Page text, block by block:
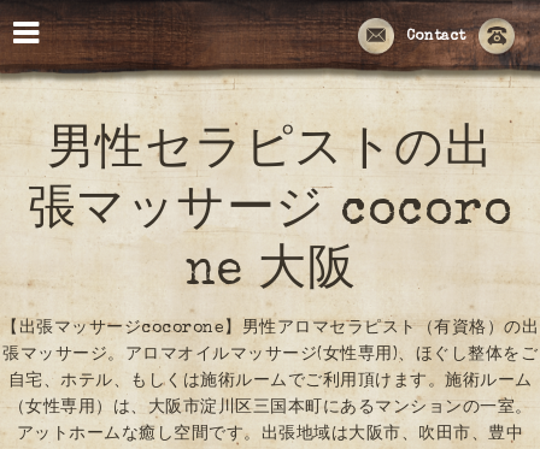
Contact
男性セラピストの出
張マッサージ cocoro
ne 大阪
【出張マッサージcocorone】男性アロマセラピスト（有資格）の出
張マッサージ。アロマオイルマッサージ(女性専用)、ほぐし整体をご
自宅、ホテル、もしくは施術ルームでご利用頂けます。施術ルーム
（女性専用）は、大阪市淀川区三国本町にあるマンションの一室。
アットホームな癒し空間です。出張地域は大阪市、吹田市、豊中